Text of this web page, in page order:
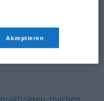
Akzeptieren